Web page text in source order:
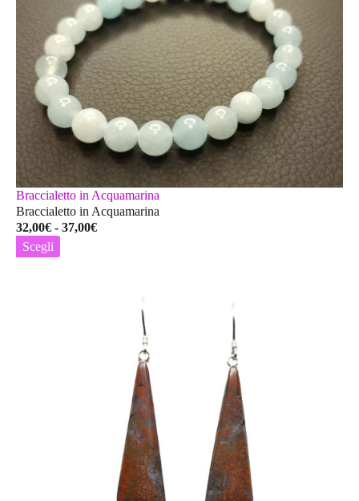
Braccialetto in Acquamarina
Braccialetto in Acquamarina
32,00€ - 37,00€Fascia
Scegli